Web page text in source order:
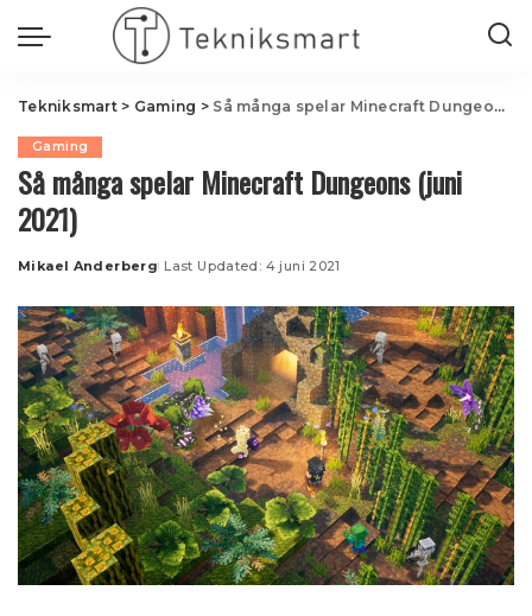
Tekniksmart> Gaming > Så många spelar Minecraft Dungeons (juni 2021)
Gaming
Så många spelar Minecraft Dungeons (juni
2021)
Posted
Mikael Anderberg Last Updated: 4 juni 2021